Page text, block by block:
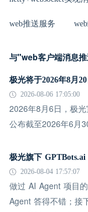
web推送服务
与"web客户端消息
极光将于2026年8月
2026-08-06 17:05:00
2026年8月6日，极
公布截至2026年6月
2026-08-04 17:57:07
做过 AI Agent 项目
Agent 答得不错；接